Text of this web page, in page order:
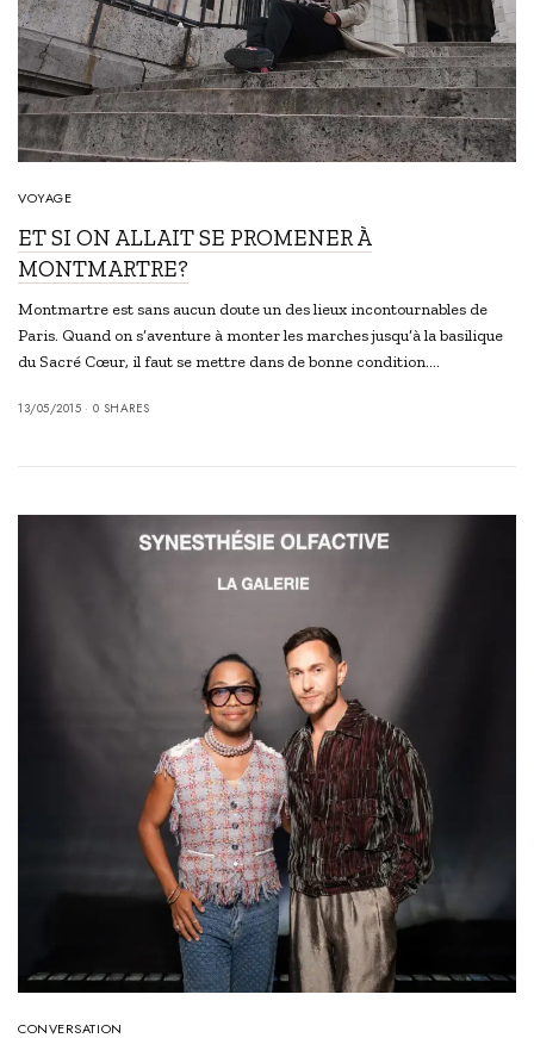
VOYAGE
ET SI ON ALLAIT SE PROMENER À
MONTMARTRE?
Montmartre est sans aucun doute un des lieux incontournables de
Paris. Quand on s’aventure à monter les marches jusqu’à la basilique
du Sacré Cœur, il faut se mettre dans de bonne condition.…
13/05/2015 0 SHARES
CONVERSATION